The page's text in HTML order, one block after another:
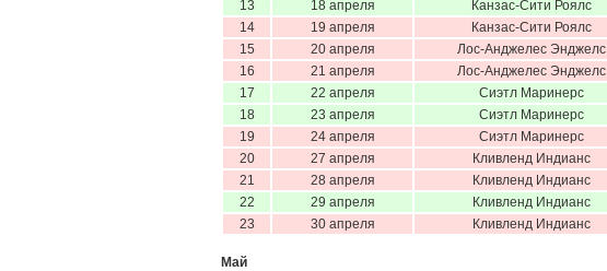
13
18 апреля Канзас-Сити Роялс
14
19 апреля Канзас-Сити Роялс
15
20 апреля Лос-Анджелес Энджелс
16
21 апреля Лос-Анджелес Энджелс
17
22 апреля Сиэтл Маринерс
18
23 апреля Сиэтл Маринерс
19
24 апреля Сиэтл Маринерс
20
27 апреля Кливленд Индианс
21
28 апреля Кливленд Индианс
22
29 апреля Кливленд Индианс
23
30 апреля Кливленд Индианс
Май